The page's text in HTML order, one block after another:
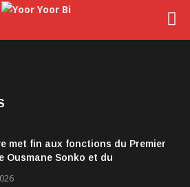
met fin aux fonctions du Premier
Ousmane Sonko et du